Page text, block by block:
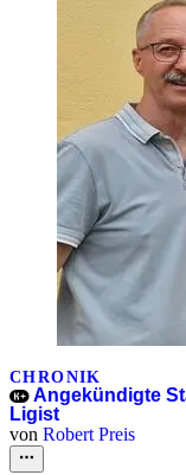
CHRONIK
Angekündigte
Ligist
von Robert Preis